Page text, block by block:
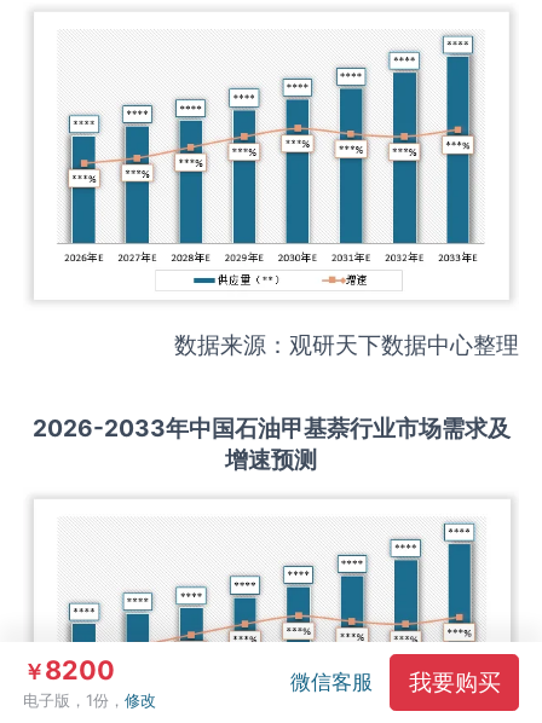
数据来源：观研天下数据中心整理
2026-2033年中国石油甲基萘行业市场需求及
增速预测
￥8200
电子版，1份，修改
微信客服 我要购买